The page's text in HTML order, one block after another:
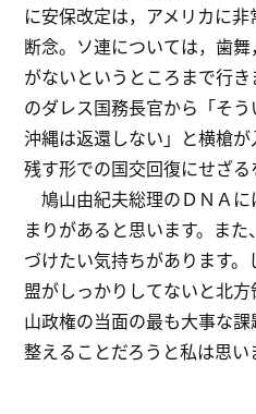
に安保改定は，アメリカに
断念。ソ連については，歯
がないというところまで行
のダレス国務長官から「そ
沖縄は返還しない」と横槍
残す形での国交回復にせざる
鳩山由紀夫総理のＤＮＡ
まりがあると思います。ま
づけたい気持ちがあります
盟がしっかりしてないと北
山政権の当面の最も大事な
整えることだろうと私は思い